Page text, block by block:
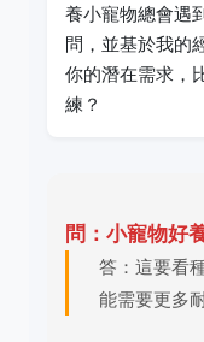
養小寵物總會遇
問，並基於我的
你的潛在需求，
練？
問：小寵物好
答：這要看
能需要更多耐